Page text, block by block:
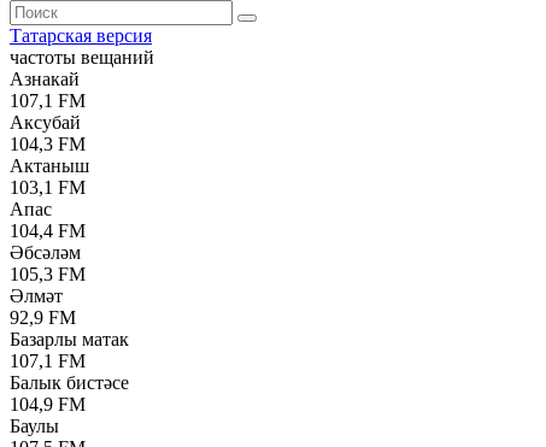
Татарская версия
частоты вещаний
Азнакай
107,1 FM
Аксубай
104,3 FM
Актаныш
103,1 FM
Апас
104,4 FM
Әбсәләм
105,3 FM
Әлмәт
92,9 FM
Базарлы матак
107,1 FM
Балык бистәсе
104,9 FM
Баулы